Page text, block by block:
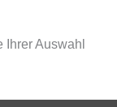
Ihrer Auswahl